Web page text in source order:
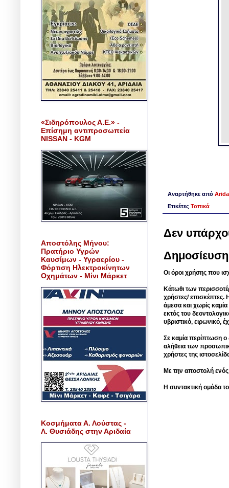
Αναρτήθηκε από
Ετικέτες Τοπικά
Δεν
Οι όροι χρήσης που
Κάτωθι των
χρήστες/ επισκέπτες.
άμεσα και χωρίς
εκτός του
υβριστικό, ειρωνικό,
Σε καμία περίπτωση ο
αλήθεια των
χρήστες της
Με την αποστολή
Η συντακτική ομάδα
«Σιδηρόπουλος Α.Ε.» -
Επίσημη αντιπροσωπεία
NISSAN - KGM
Αποστόλης Μήνου:
Πρατήριο Υγρών
Καυσίμων - Υγραερίου -
Φόρτιση Ηλεκτροκίνητων
Οχημάτων - Μίνι Μάρκετ
Κοσμήματα Α. Λούστας -
Λ. Θυσιάδης στην Αριδαία